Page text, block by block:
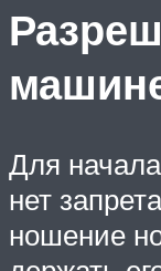
Для
нет
ношение